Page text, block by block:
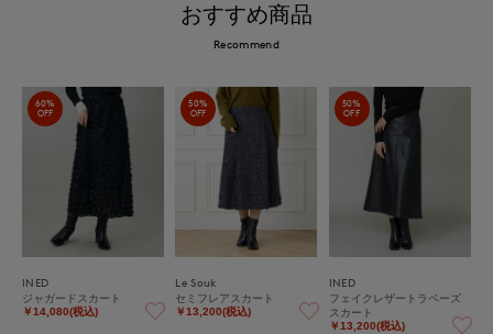
おすすめ商品
Recommend
60%
OFF
INED
ジャガードスカート
￥14,080(税込)
50%
OFF
Le Souk
セミフレアスカート
￥13,200(税込)
50%
OFF
INED
フェイクレザートラペーズ
スカート
￥13,200(税込)